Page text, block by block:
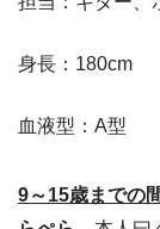
身長：180cm
血液型：A型
9～15歳までの